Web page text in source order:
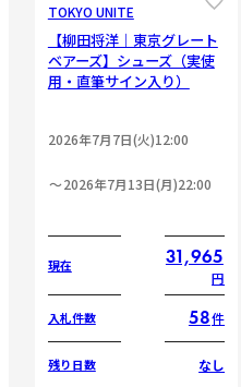
TOKYO UNITE
【柳田将洋｜東京グレート
ベアーズ】シューズ（実使
用・直筆サイン入り）
2026年7月7日(火)12:00
2026年7月13日(月)22:00
現在 31,965
円
入札件数 58件
残り日数 なし